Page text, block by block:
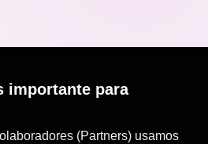
importante para
(Partners) usamos